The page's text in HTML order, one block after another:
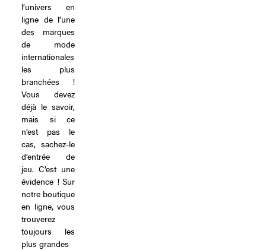
l’univers en
ligne de l’une
des marques
de mode
internationales
les plus
branchées !
Vous devez
déjà le savoir,
mais si ce
n’est pas le
cas, sachez-le
d’entrée de
jeu. C’est une
évidence ! Sur
notre boutique
en ligne, vous
trouverez
toujours les
plus grandes